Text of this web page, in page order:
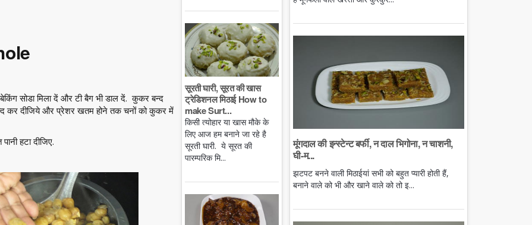
सोडा मिला दें और टी बैग भी डाल दें. कुकर बन्द
दीजिये और प्रेशर खतम होने तक चनों को कुकर में
हटा दीजिए.
सूरती घारी, सूरत की खास
ट्रेडिशनल मिठाई How to
make Surt...
किसी त्योहार या खास मौके के
लिए आज हम बनाने जा रहे है
सूरती घारी. ये सूरत की
पारम्परिक मि...
मूंगदाल की इन्स्टेन्ट बर्फी, न दाल भिगोना, न चाशनी,
घी-म...
झटपट बनने वाली मिठाईयां सभी को बहुत प्यारी होती हैं,
बनाने वाले को भी और खाने वाले को तो इ...